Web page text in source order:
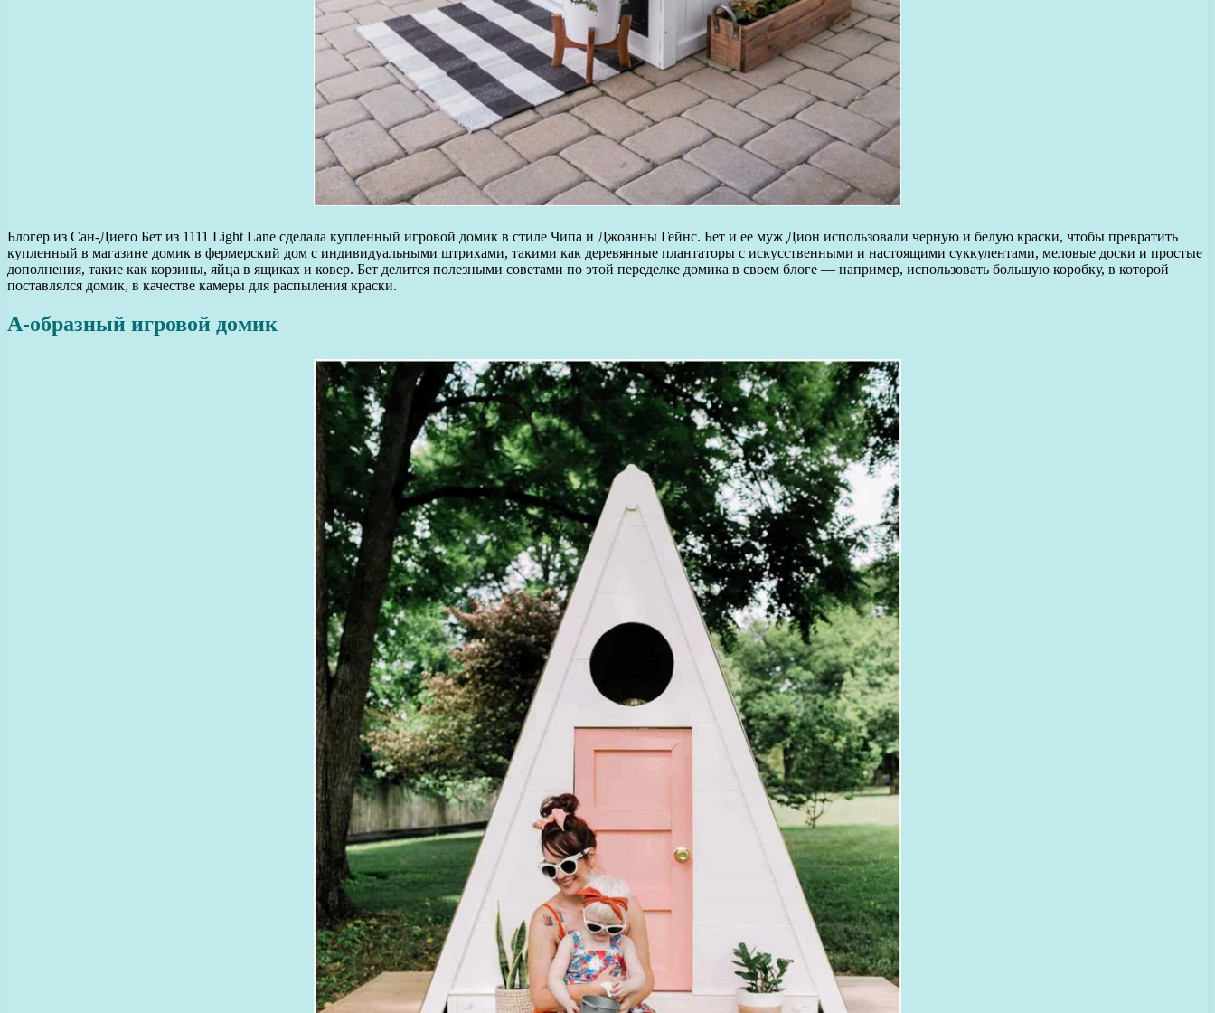
Блогер из Сан-Диего Бет из 1111 Light Lane сделала купленный игровой домик в стиле Чипа и Джоанны Гейнс. Бет и ее муж Дион использовали черную и белую краски, чтобы превратить
купленный в магазине домик в фермерский дом с индивидуальными штрихами, такими как деревянные плантаторы с искусственными и настоящими суккулентами, меловые доски и простые
дополнения, такие как корзины, яйца в ящиках и ковер. Бет делится полезными советами по этой переделке домика в своем блоге — например, использовать большую коробку, в которой
поставлялся домик, в качестве камеры для распыления краски.
А-образный игровой домик